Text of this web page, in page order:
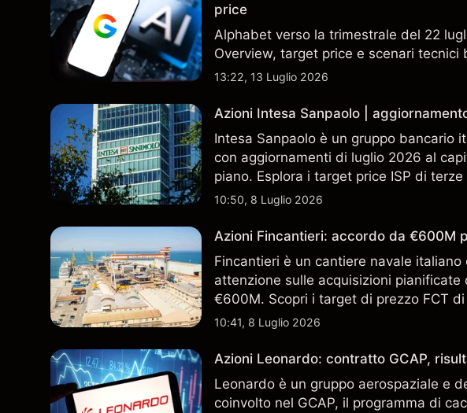
price
Alphabet verso la trimestrale del 22
Overview, target price e scenari tecnici
13:22, 13 Luglio 2026
Azioni Intesa Sanpaolo |
Intesa Sanpaolo è un gruppo bancario
con aggiornamenti di luglio 2026 al
piano. Esplora i target price ISP di
performance passate non sono un
10:50, 8 Luglio 2026
Azioni Fincantieri: accordo da €600M
Fincantieri è un cantiere navale
attenzione sulle acquisizioni
€600M. Scopri i target di prezzo FCT
performance passate non sono un
10:41, 8 Luglio 2026
Azioni Leonardo: contratto GCAP,
Leonardo è un gruppo aerospaziale e
coinvolto nel GCAP, il programma di